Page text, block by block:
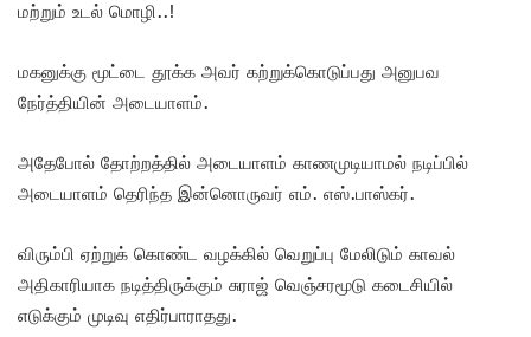
மற்றும் உடல் மொழி..!
மகனுக்கு மூட்டை தூக்க அவர் கற்றுக்கொடுப்பது அனுபவ
நேர்த்தியின் அடையாளம்.
அதேபோல் தோற்றத்தில் அடையாளம் காணமுடியாமல் நடிப்பில்
அடையாளம் தெரிந்த இன்னொருவர் எம். எஸ்.பாஸ்கர்.
விரும்பி ஏற்றுக் கொண்ட வழக்கில் வெறுப்பு மேலிடும் காவல்
அதிகாரியாக நடித்திருக்கும் சுராஜ் வெஞ்சரமூடு கடைசியில்
எடுக்கும் முடிவு எதிர்பாராதது.